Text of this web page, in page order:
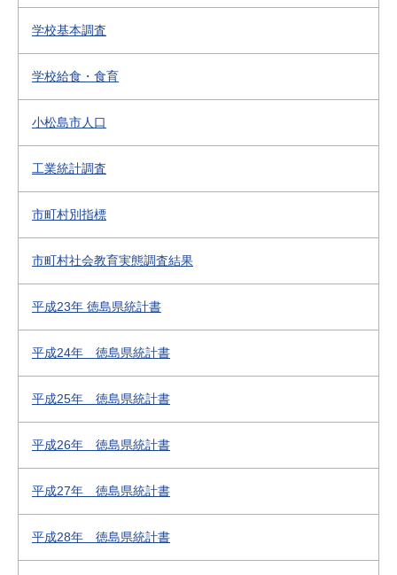
学校基本調査
学校給食・食育
小松島市人口
工業統計調査
市町村別指標
市町村社会教育実態調査結果
平成23年 徳島県統計書
平成24年 徳島県統計書
平成25年 徳島県統計書
平成26年 徳島県統計書
平成27年 徳島県統計書
平成28年 徳島県統計書